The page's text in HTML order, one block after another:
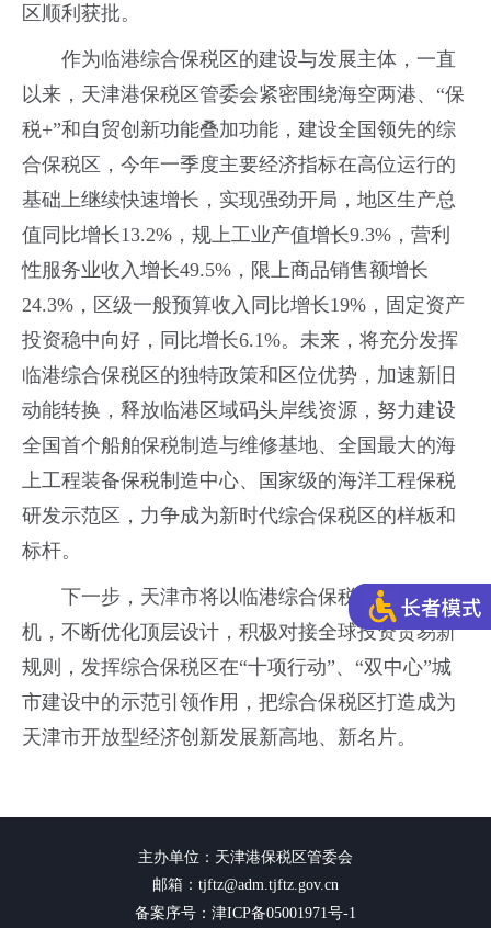
区顺利获批。
作为临港综合保税区的建设与发展主体，一直
以来，天津港保税区管委会紧密围绕海空两港、“保
税+”和自贸创新功能叠加功能，建设全国领先的综
合保税区，今年一季度主要经济指标在高位运行的
基础上继续快速增长，实现强劲开局，地区生产总
值同比增长13.2%，规上工业产值增长9.3%，营利
性服务业收入增长49.5%，限上商品销售额增长
24.3%，区级一般预算收入同比增长19%，固定资产
投资稳中向好，同比增长6.1%。未来，将充分发挥
临港综合保税区的独特政策和区位优势，加速新旧
动能转换，释放临港区域码头岸线资源，努力建设
全国首个船舶保税制造与维修基地、全国最大的海
上工程装备保税制造中心、国家级的海洋工程保税
研发示范区，力争成为新时代综合保税区的样板和
标杆。
下一步，天津市将以临港综合保税区批复为契
机，不断优化顶层设计，积极对接全球投资贸易新
规则，发挥综合保税区在“十项行动”、“双中心”城
市建设中的示范引领作用，把综合保税区打造成为
天津市开放型经济创新发展新高地、新名片。
主办单位：天津港保税区管委会
邮箱：tjftz@adm.tjftz.gov.cn
备案序号：津ICP备05001971号-1